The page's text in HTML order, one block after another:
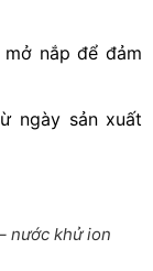
nắp để đảm
ngày sản xuất
nước khử ion